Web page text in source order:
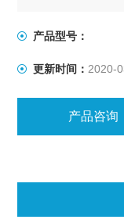
产品型号：
更新时间： 2020-
产品咨询